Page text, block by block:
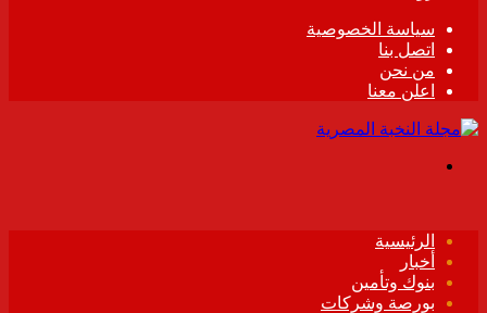
سياسة الخصوصية
اتصل بنا
من نحن
اعلن معنا
الرئيسية
أخبار
بنوك وتأمين
بورصة وشركات